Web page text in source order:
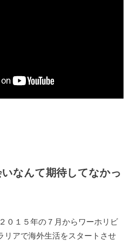
なんて期待してなかっ
０１５年の７月からワーホリビ
リアで海外生活をスタートさせ